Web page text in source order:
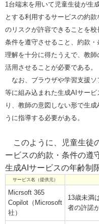
1台端末を用いて児童生徒が生
とする利用するサービスの約
のリスクが許容できることを
条件を遵守させること、約款
理解を十分に得たうえで、教
活用させることが必要である。
なお、ブラウザや学習支援ソ
等に組み込まれた生成AIサー
り、教師の意図しない形で生
うに指導する必要がある。
このように、児童生徒
ービスの約款・条件の遵
生成AIサービスの年齢制
サービス名（提供元）
Micrsoft 365
Copilot（Microsoft
社）
13歳未満
者の許諾